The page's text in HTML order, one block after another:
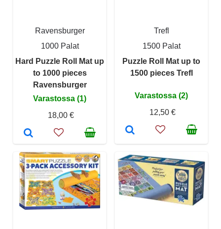
Ravensburger
1000 Palat
Hard Puzzle Roll Mat up
to 1000 pieces
Ravensburger
Varastossa (1)
18,00 €
Trefl
1500 Palat
Puzzle Roll Mat up to
1500 pieces Trefl
Varastossa (2)
12,50 €